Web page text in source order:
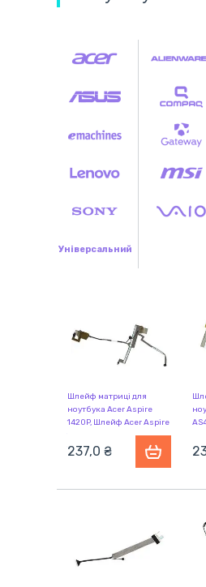
Універсальний
Шлейф матриці для
ноутбука Acer Aspire
1420P, Шлейф Acer Aspire
1420P, 1820PT, 1820PTZ,
1825PT
237,0 ₴